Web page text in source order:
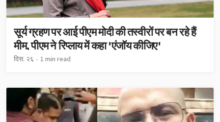
सूर्य ग्रहण पर आई पीएम मोदी की तस्वीरों पर बन रहे हैं
मीम, पीएम ने रिप्लाय में कहा 'एंजॉय कीजिए'
दिस. २६ 1 min read